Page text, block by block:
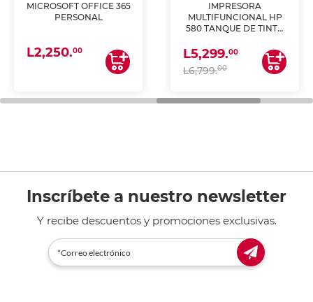
MICROSOFT OFFICE 365
PERSONAL
L2,250.00
IMPRESORA
MULTIFUNCIONAL HP
580 TANQUE DE TINTA
ESCANEA)
L5,299.00
L6,799.00
Inscríbete a nuestro newsletter
Y recibe descuentos y promociones exclusivas.